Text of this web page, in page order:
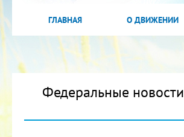
ГЛАВНАЯ О ДВИЖЕНИИ
Федеральные новости